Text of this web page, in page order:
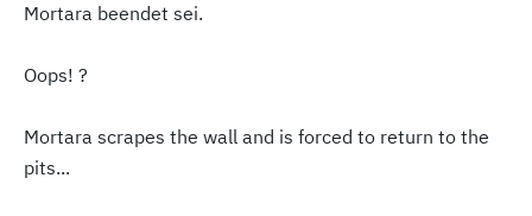
Mortara beendet sei.
Oops! ?
Mortara scrapes the wall and is forced to return to the
pits...